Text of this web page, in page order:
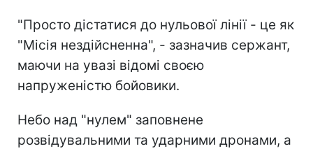
"Просто дістатися до нульової лінії - це як
"Місія нездійсненна", - зазначив сержант,
маючи на увазі відомі своєю
напруженістю бойовики.
Небо над "нулем" заповнене
розвідувальними та ударними дронами, а